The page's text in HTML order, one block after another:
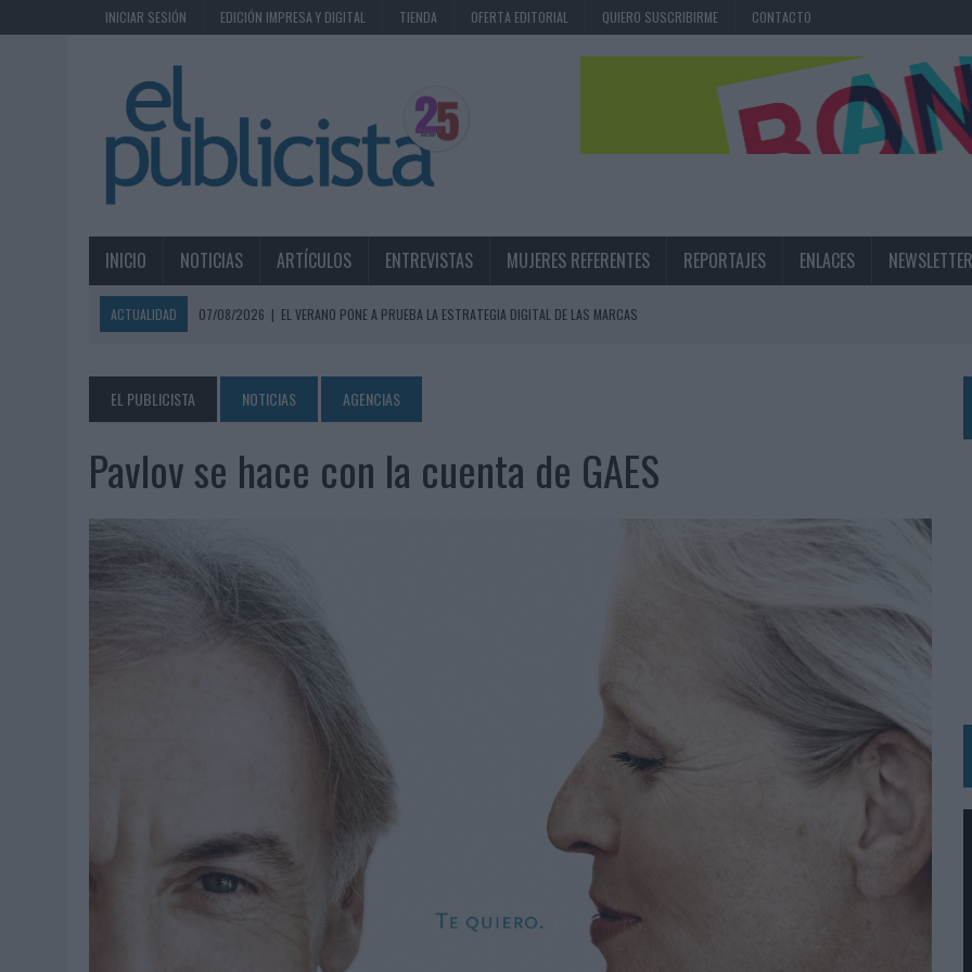
INICIAR SESIÓN EDICIÓN IMPRESA Y DIGITAL TIENDA OFERTA EDITORIAL QUIERO SUSCRIBIRME CONTACTO
INICIO NOTICIAS ARTÍCULOS ENTREVISTAS MUJERES REFERENTES REPORTAJES ENLACES NEWSLETTER
ACTUALIDAD 07/08/2026 | EL VERANO PONE A PRUEBA LA ESTRATEGIA DIGITAL DE LAS MARCAS
06/08/2026 | ‘LA VUELTA’, DE FENOMENAL PARA MÁLAGA CF
06/08/2026
SIETE DE CADA DIEZ EMPRESAS ESPAÑOLAS NO INTEGRAN LA INFANCIA EN SU ESTRATEGIA
06/08/2026
EL MERCADO PUBLICITARIO CAE UN 2,6% EN 2025, AUNQUE LOS MEDIOS CONTROLADOS MANTIENEN EL CRECIMIENTO
06/08/2026
EL USO DE LA IA GENERATIVA ALCANZA YA AL 62% DE LOS ESPAÑOLES
SYSTEM1 NOMBRA A KIMBERLY BASTONI COMO NUEVA DIRECTORA COMERCIAL GLOBAL
FRIGO Y UNIQLO LANZAN UNA COLECCIÓN PERSONALIZABLE INSPIRADA EN CORNETTO, CALIPPO Y SOLERO
LA IA ESTÁ SUBIENDO EL LISTÓN DE LA CREATIVIDAD
BEON WORLDWIDE LANZA RAÍZ URBANA PARA TRANSFORMAR EL PATRIMONIO HISTÓRICO EN ACTIVOS CULTURALES Y ECONÓMICOS
FABRA COMUNICACIÓN INCORPORA A CASONÁ Y ASUME LA GESTIÓN DE SUS RELACIONES CON LOS MEDIOS
LOPESAN HOTELS & RESORTS ACERCA EL PARAÍSO CANARIO EN SU ÚLTIMA CAMPAÑA INTERNACIONAL
LUIS ARQUILLOS (BURGO DE ARIAS): “LA CONSTRUCCIÓN DE MARCA A LARGO PLAZO Y LA MEDICIÓN SON DOS CARAS DE LA MISMA
04/08/2026
‘EL PARAÍSO MÁS CERCA’, DE 22GRADOS PARA LOPESAN HOTELS & RESORTS
‘LA ÚNICA CERVEZA DEL MUNDO QUE SE DISFRUTA DOS VECES’, DE INUSUALY PARA CERVEZA CAPAZ
‘EL FÚTBOL SIN LAS PERSONAS’, DE DENTSU CREATIVE PARA ORANGE
EL PUBLICISTA NOTICIAS AGENCIAS
Pavlov se hace con la cuenta de GAES